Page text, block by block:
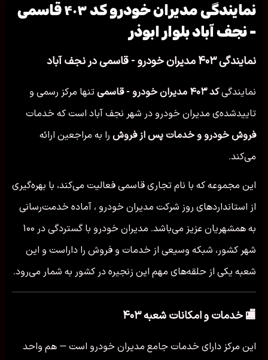
نمایندگی مدیران خودرو کد ۴۰۳ قاسمی
- نجف آباد بلوار ابوذر
نمایندگی ۴۰۳ مدیران خودرو - قاسمی در نجف آباد
نمایندگیکد ۴۰۳ مدیران خودرو - قاسمی
تنها مرکز رسمی و
تاییدشده‌ی مدیران خودرو در شهر نجف آباد است که خدمات
فروش خودرو و خدمات پس از فروش را به مراجعین ارائه
می‌کند.
این مجموعه که با نام تجاری قاسمی فعالیت می‌کند، با بهره‌گیری
از استانداردهای روز شرکت مدیران خودرو ، آماده خدمت‌رسانی
به همشهریان عزیز می‌باشد. مدیران خودرو با گستردگی در ۱۰۰
شهر کشور، شبکه وسیعی از خدمات و فروش را داراست و این
شعبه یکی از حلقه‌های مهم این زنجیره در کشور به شمار می‌رود.
🏬 خدمات و امکانات شعبه ۴۰۳
این مرکز دارای خدمات جامع مدیران خودرو است — هم واحد